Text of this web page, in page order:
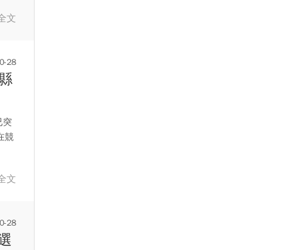
文
28
突
競
文
28